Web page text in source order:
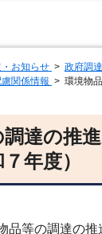
お知らせ > 政府調
関係情報 > 環境物
達の推
年度）
等の調達の推